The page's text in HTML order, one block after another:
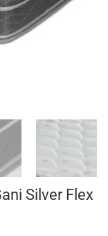
Silver Flex